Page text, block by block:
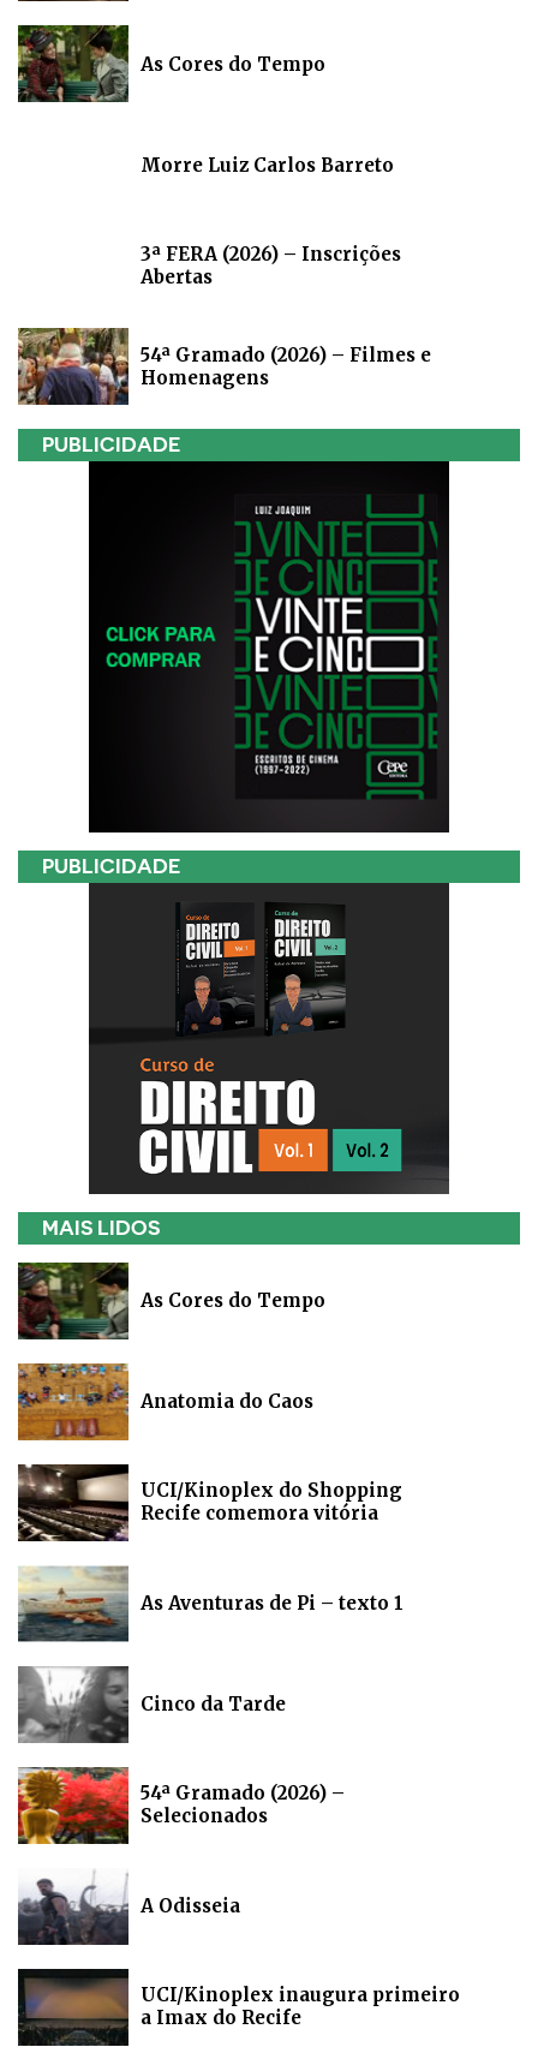
As Cores do Tempo
Morre Luiz Carlos Barreto
3ª FERA (2026) – Inscrições
Abertas
54ª Gramado (2026) – Filmes e
Homenagens
PUBLICIDADE
PUBLICIDADE
MAIS LIDOS
As Cores do Tempo
Anatomia do Caos
UCI/Kinoplex do Shopping
Recife comemora vitória
As Aventuras de Pi – texto 1
Cinco da Tarde
54ª Gramado (2026) –
Selecionados
A Odisseia
UCI/Kinoplex inaugura primeiro
a Imax do Recife